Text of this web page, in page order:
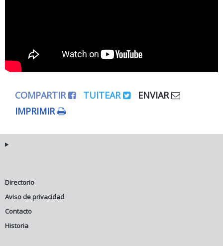
COMPARTIR TUITEAR
ENVIAR
IMPRIMIR
Directorio
Aviso de privacidad
Contacto
Historia